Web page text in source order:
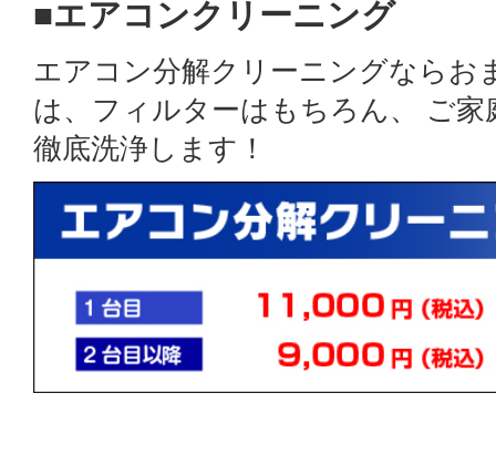
■エアコンクリーニング
エアコン分解クリーニングならお
は、フィルターはもちろん、 ご
徹底洗浄します！